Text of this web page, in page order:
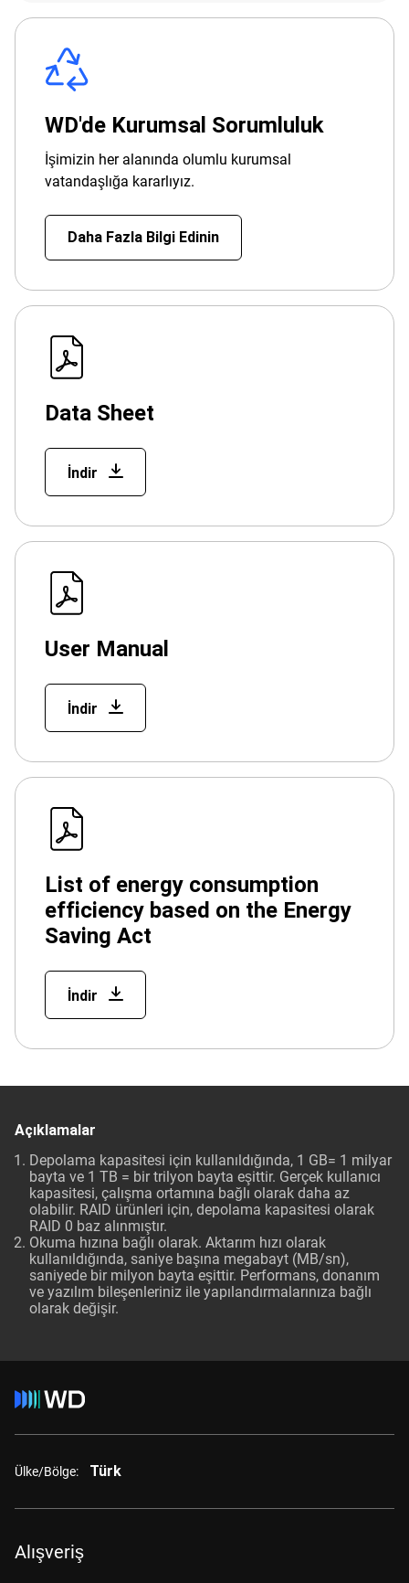
WD'de Kurumsal Sorumluluk
İşimizin her alanında olumlu kurumsal
vatandaşlığa kararlıyız.
Daha Fazla Bilgi Edinin
Data Sheet
İndir
User Manual
İndir
List of energy consumption
efficiency based on the Energy
Saving Act
İndir
Açıklamalar
Depolama kapasitesi için kullanıldığında, 1 GB= 1 milyar
bayta ve 1 TB = bir trilyon bayta eşittir. Gerçek kullanıcı
kapasitesi, çalışma ortamına bağlı olarak daha az
olabilir. RAID ürünleri için, depolama kapasitesi olarak
RAID 0 baz alınmıştır.
Okuma hızına bağlı olarak. Aktarım hızı olarak
kullanıldığında, saniye başına megabayt (MB/sn),
saniyede bir milyon bayta eşittir. Performans, donanım
ve yazılım bileşenleriniz ile yapılandırmalarınıza bağlı
olarak değişir.
Ülke/Bölge: Türk
Alışveriş